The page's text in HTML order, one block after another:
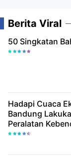
Berita Viral
50 Singkatan
Hadapi Cuaca
Bandung
Peralatan